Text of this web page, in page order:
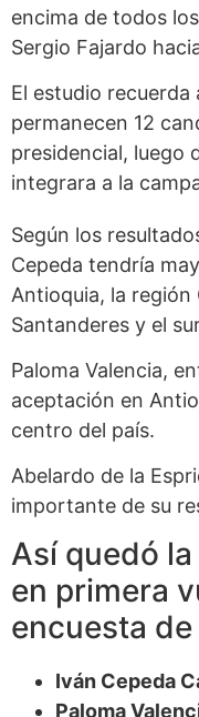
encima de todos
Sergio Fajardo
El estudio
permanecen 12
presidencial, luego
integrara a la
Según los
Cepeda tendría
Antioquia, la región
Santanderes y el
Paloma Valencia,
aceptación en
centro del país.
Abelardo de la
importante de su
Así quedó
en primera
encuesta de
Iván Cepeda
Paloma